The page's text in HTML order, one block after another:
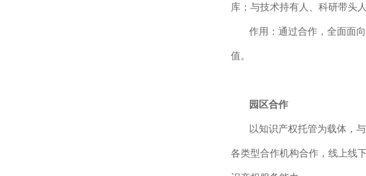
库；与技术持有人、科研带头
作用：通过合作，全面面
值。
园区合作
以知识产权托管为载体，
各类型合作机构合作，线上线